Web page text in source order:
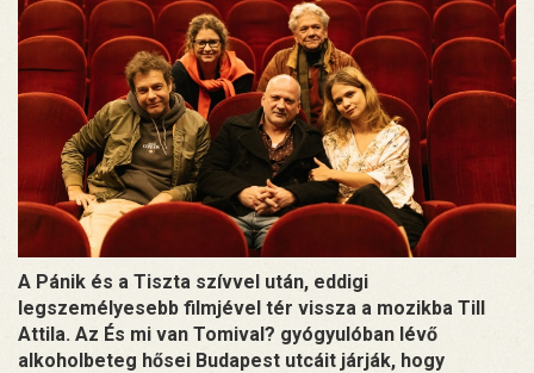
A Pánik és a Tiszta szívvel után, eddigi
legszemélyesebb filmjével tér vissza a mozikba Till
Attila. Az És mi van Tomival? gyógyulóban lévő
alkoholbeteg hősei Budapest utcáit járják, hogy